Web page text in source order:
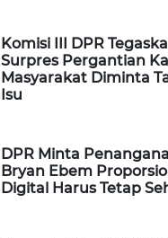
Komisi III DPR
Surpres Pergantian
Masyarakat Diminta
Isu
DPR Minta
Bryan Ebem
Digital Harus Tetap